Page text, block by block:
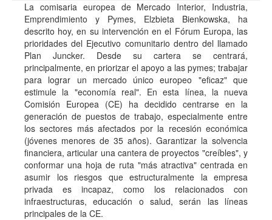
Boletines
UPSANA
PROA
Contacto
La comisaria europea de Mercado Interior, Industria,
Emprendimiento y Pymes, Elzbieta Bienkowska, ha
descrito hoy, en su intervención en el Fórum Europa, las
prioridades del Ejecutivo comunitario dentro del llamado
Plan Juncker. Desde su cartera se centrará,
principalmente, en priorizar el apoyo a las pymes; trabajar
para lograr un mercado único europeo "eficaz" que
estimule la "economía real". En esta línea, la nueva
Comisión Europea (CE) ha decidido centrarse en la
generación de puestos de trabajo, especialmente entre
los sectores más afectados por la recesión económica
(jóvenes menores de 35 años). Garantizar la solvencia
financiera, articular una cantera de proyectos "creíbles", y
conformar una hoja de ruta "más atractiva" centrada en
asumir los riesgos que estructuralmente la empresa
privada es incapaz, como los relacionados con
infraestructuras, educación o salud, serán las líneas
principales de la CE.